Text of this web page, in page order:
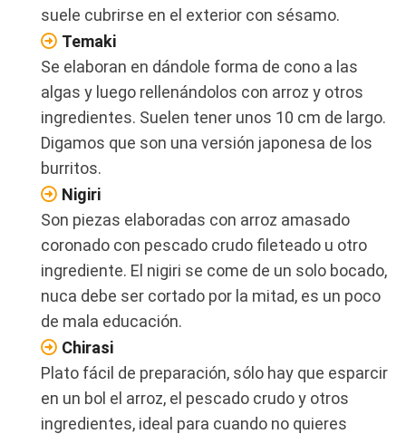
suele cubrirse en el exterior con sésamo.
Temaki
Se elaboran en dándole forma de cono a las
algas y luego rellenándolos con arroz y otros
ingredientes. Suelen tener unos 10 cm de largo.
Digamos que son una versión japonesa de los
burritos.
Nigiri
Son piezas elaboradas con arroz amasado
coronado con pescado crudo fileteado u otro
ingrediente. El nigiri se come de un solo bocado,
nuca debe ser cortado por la mitad, es un poco
de mala educación.
Chirasi
Plato fácil de preparación, sólo hay que esparcir
en un bol el arroz, el pescado crudo y otros
ingredientes, ideal para cuando no quieres